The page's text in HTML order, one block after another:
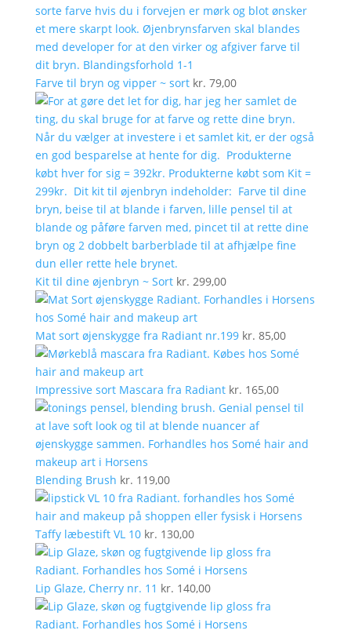
Farve til bryn og vipper ~ sort kr. 79,00
Kit til dine øjenbryn ~ Sort kr. 299,00
Mat sort øjenskygge fra Radiant nr.199 kr. 85,00
Impressive sort Mascara fra Radiant kr. 165,00
Blending Brush kr. 119,00
Taffy læbestift VL 10 kr. 130,00
Lip Glaze, Cherry nr. 11 kr. 140,00